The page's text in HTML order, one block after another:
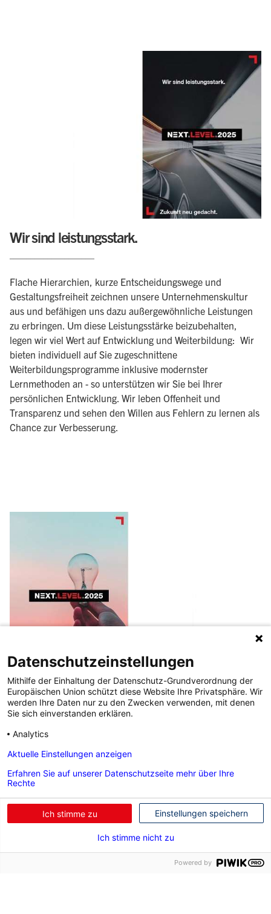
Wir sind leistungsstark.
Flache Hierarchien, kurze Entscheidungswege und
Gestaltungsfreiheit zeichnen unsere Unternehmenskultur
aus und befähigen uns dazu außergewöhnliche Leistungen
zu erbringen. Um diese Leistungsstärke beizubehalten,
legen wir viel Wert auf Entwicklung und Weiterbildung: Wir
bieten individuell auf Sie zugeschnittene
Weiterbildungsprogramme inklusive modernster
Lernmethoden an - so unterstützen wir Sie bei Ihrer
persönlichen Entwicklung. Wir leben Offenheit und
Transparenz und sehen den Willen aus Fehlern zu lernen als
Chance zur Verbesserung.
Wir sind innovativ.
____________________
Innovation braucht kreative Köpfe! DENZEL ist immer „one
step ahead“ weil wir ständig nach
Verbesserungsmöglichkeiten suchen und von den Besten
lernen. Unser DENZEL Lab (Kreativ-Werkstätte) fördert und
prämiert die besten Ideen unserer MitarbeiterInnen und
setzt diese gemeinsam mit ihnen um.
Jobs
Datenschutzeinstellungen
Mithilfe der Einhaltung der Datenschutz-Grundverordnung der
Europäischen Union schützt diese Website Ihre Privatsphäre. Wir
werden Ihre Daten nur zu den Zwecken verwenden, mit denen
Sie sich einverstanden erklären.
Analytics
Ich stimme zu
Ich stimme nicht zu
Aktuelle Einstellungen anzeigen
Erfahren Sie auf unserer Datenschutzseite mehr über Ihre
Rechte
Einstellungen speichern
Powered by